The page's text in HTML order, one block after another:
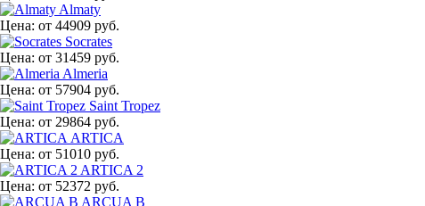
Almaty
Цена: от 44909 руб.
Socrates
Цена: от 31459 руб.
Almeria
Цена: от 57904 руб.
Saint Tropez
Цена: от 29864 руб.
ARTICA
Цена: от 51010 руб.
ARTICA 2
Цена: от 52372 руб.
ARCUA B